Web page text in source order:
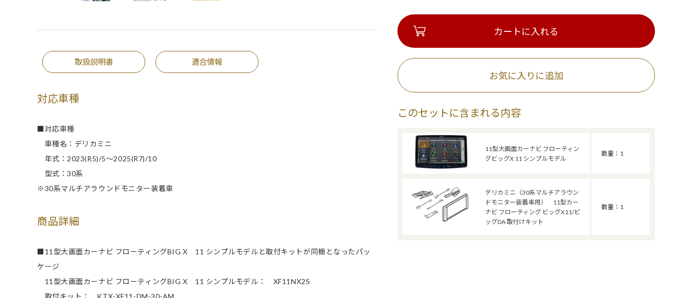
取扱説明書 適合情報
対応車種
■対応車種
車種名：デリカミニ
年式：2023(R5)/5～2025(R7)/10
型式：30系
※30系マルチアラウンドモニター装着車
商品詳細
■11型大画面カーナビ フローティングBIG X 11 シンプルモデルと取付キットが同梱となったパッ
ケージ
11型大画面カーナビ フローティングBIG X 11 シンプルモデル： XF11NX2S
取付キット： KTX-XF11-DM-30-AM
カートに入れる
このセットに含まれる内容
11型大画面カーナビ フローティン
グビッグX 11 シンプルモデル
数量：1
デリカミニ（30系マルチアラウン
ドモニター装着車用） 11型カー
ナビ フローティング ビッグX11/ビ
ッグDA 取付けキット
数量：1
お気に入りに追加